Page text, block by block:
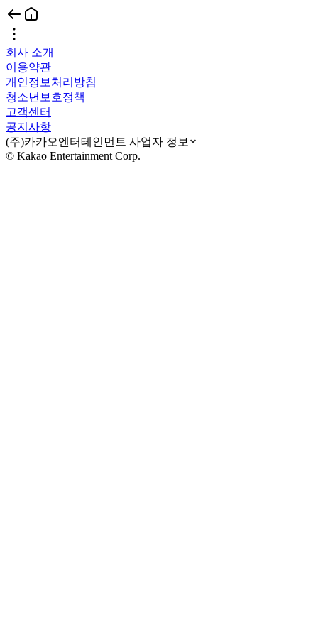
회사 소개
이용약관
개인정보처리방침
청소년보호정책
고객센터
공지사항
(주)카카오엔터테인먼트 사업자 정보
© Kakao Entertainment Corp.